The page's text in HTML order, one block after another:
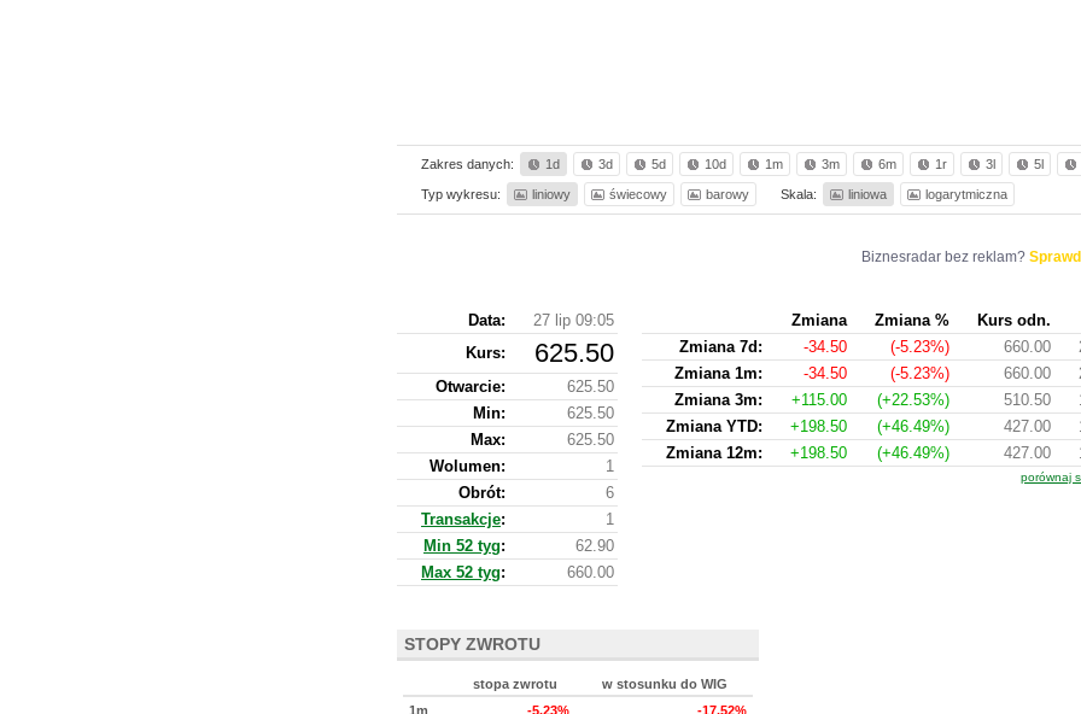
Zakres danych: 1d 3d 5d 10d 1m 3m 6m 1r 3l 5l
Typ wykresu: liniowy świecowy barowy Skala: liniowa logarytmiczna
Biznesradar bez reklam?
Data:
27 lip 09:05
Kurs: 625.50
Otwarcie:
625.50
Min:
625.50
Max:
625.50
Wolumen:
1
Obrót:
6
Transakcje:
1
Min 52 tyg:
62.90
Max 52 tyg: 660.00
Zmiana Zmiana %
Kurs odn.
Zmiana 7d:
-34.50 (-5.23%) 660.00
Zmiana 1m:
-34.50 (-5.23%) 660.00
Zmiana 3m:
+115.00 (+22.53%) 510.50
Zmiana YTD:
+198.50 (+46.49%) 427.00
Zmiana 12m:
+198.50 (+46.49%) 427.00
porównaj
STOPY ZWROTU
stopa zwrotu
w stosunku do WIG
1m
-5.23% -17.52%